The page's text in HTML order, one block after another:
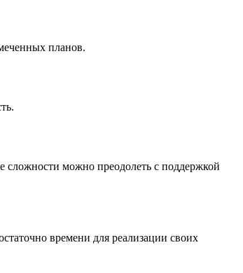
планов.
сложности можно преодолеть с поддержкой
времени для реализации своих